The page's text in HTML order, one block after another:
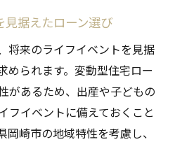
据えたローン選び
将来のライフイベントを見据
められます。変動型住宅ロー
があるため、出産や子どもの
フイベントに備えておくこと
崎市の地域特性を考慮し、